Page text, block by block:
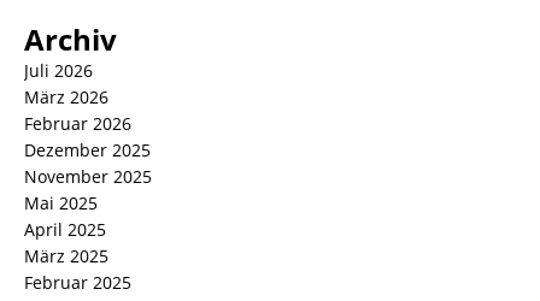
Archiv
Juli 2026
März 2026
Februar 2026
Dezember 2025
November 2025
Mai 2025
April 2025
März 2025
Februar 2025